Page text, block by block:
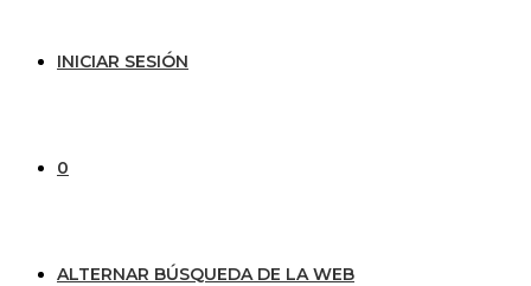
INICIAR SESIÓN
0
ALTERNAR BÚSQUEDA DE LA WEB